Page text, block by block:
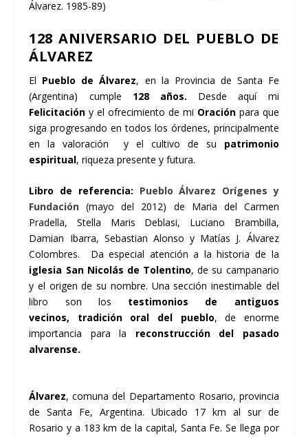
Álvarez. 1985-89)
128 ANIVERSARIO DEL PUEBLO DE
ÁLVAREZ
El Pueblo de Álvarez, en la Provincia de Santa Fe
(Argentina) cumple 128 años. Desde aquí mi
Felicitación y el ofrecimiento de mi Oraciónpara que
siga progresando en todos los órdenes, principalmente
en la valoración y el cultivo de su patrimonio
espiritual, riqueza presente y futura.
Libro de referencia: Pueblo Álvarez Orígenes y
Fundación (mayo del 2012) de Maria del Carmen
Pradella, Stella Maris Deblasi, Luciano Brambilla,
Damian Ibarra, Sebastian Alonso y Matías J. Álvarez
Colombres. Da especial atención a la historia de la
iglesia San Nicolás de Tolentino, de su campanario
y el origen de su nombre. Una sección inestimable del
libro son los testimonios de antiguos
vecinos, tradición oral del pueblo, de enorme
importancia para la reconstrucción del pasado
alvarense.
Álvarez, comuna del Departamento Rosario, provincia
de Santa Fe, Argentina. Ubicado 17 km al sur de
Rosario y a 183 km de la capital, Santa Fe. Se llega por